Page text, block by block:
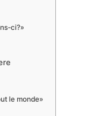
ci?»
le monde»